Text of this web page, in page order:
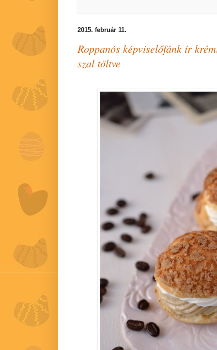
2015. február 11.
Roppanós képviselőfánk ír
szal töltve